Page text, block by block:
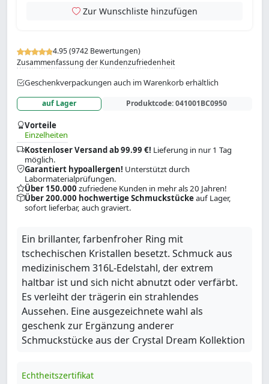
4.95 (9742 Bewertungen)
Zusammenfassung der Kundenzufriedenheit
Geschenkverpackungen auch im Warenkorb erhältlich
auf Lager Produktcode:041001BC0950
Vorteile
Einzelheiten
Kostenloser Versand ab 99.99 €! Lieferung in nur 1 Tag
möglich.
Garantiert hypoallergen! Unterstützt durch
Labormaterialprüfungen.
Über 150.000 zufriedene Kunden in mehr als 20 Jahren!
Über 200.000 hochwertige Schmuckstückeauf Lager,
sofort lieferbar, auch graviert.
Zur Wunschliste hinzufügen
Ein brillanter, farbenfroher Ring mit
tschechischen Kristallen besetzt. Schmuck aus
medizinischem 316L-Edelstahl, der extrem
haltbar ist und sich nicht abnutzt oder verfärbt.
Es verleiht der trägerin ein strahlendes
Aussehen. Eine ausgezeichnete wahl als
geschenk zur Ergänzung anderer
Schmuckstücke aus der Crystal Dream Kollektion
Echtheitszertifikat